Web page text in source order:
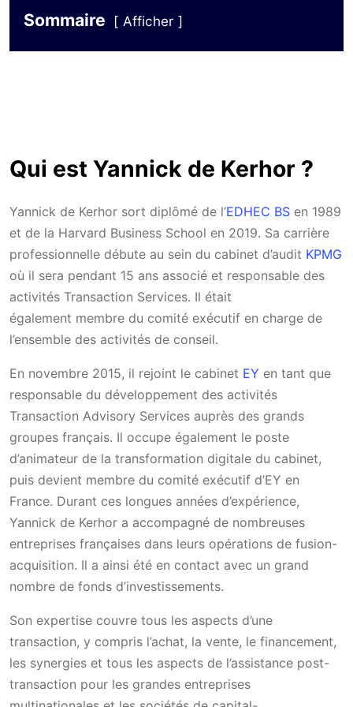
Sommaire Afficher
Qui est Yannick de Kerhor ?
Yannick de Kerhor sort diplômé de l’EDHEC BS en 1989
et de la Harvard Business School en 2019. Sa carrière
professionnelle débute au sein du cabinet d’audit KPMG
où il sera pendant 15 ans associé et responsable des
activités Transaction Services. Il était
également membre du comité exécutif en charge de
l’ensemble des activités de conseil.
En novembre 2015, il rejoint le cabinet EY en tant que
responsable du développement des activités
Transaction Advisory Services auprès des grands
groupes français. Il occupe également le poste
d’animateur de la transformation digitale du cabinet,
puis devient membre du comité exécutif d’EY en
France. Durant ces longues années d’expérience,
Yannick de Kerhor a accompagné de nombreuses
entreprises françaises dans leurs opérations de fusion-
acquisition. Il a ainsi été en contact avec un grand
nombre de fonds d’investissements.
Son expertise couvre tous les aspects d’une
transaction, y compris l’achat, la vente, le financement,
les synergies et tous les aspects de l’assistance post-
transaction pour les grandes entreprises